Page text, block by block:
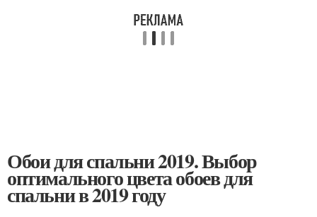
Обои для спальни 2019. Выбор
оптимального цвета обоев для
спальни в 2019 году